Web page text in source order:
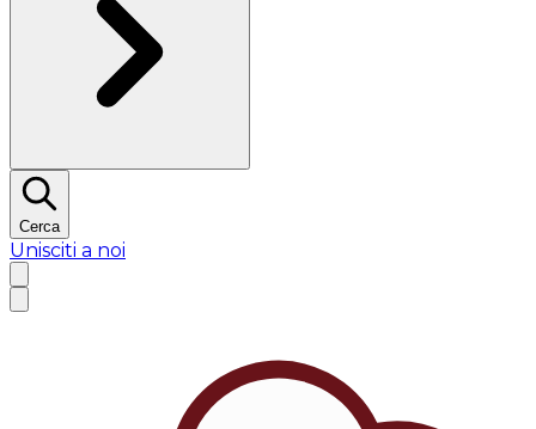
Cerca
Unisciti a noi